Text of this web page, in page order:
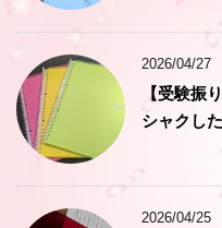
2026/04/27
【受験振
シャクし
2026/04/25